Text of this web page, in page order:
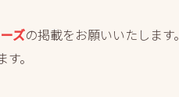
ズの掲載をお願いいたします。
。